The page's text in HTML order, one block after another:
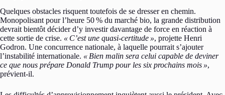
Quelques obstacles risquent toutefois de se dresser en chemin.
Monopolisant pour l’heure 50% du marché bio, la grande distribution
devrait bientôt décider d’y investir davantage de force en réaction à
cette sortie de crise. « C’est une quasi-certitude », projette Henri
Godron. Une concurrence nationale, à laquelle pourrait s’ajouter
l’instabilité internationale. « Bien malin sera celui capable de deviner
ce que nous prépare Donald Trump pour les six prochains mois »,
prévient-il.